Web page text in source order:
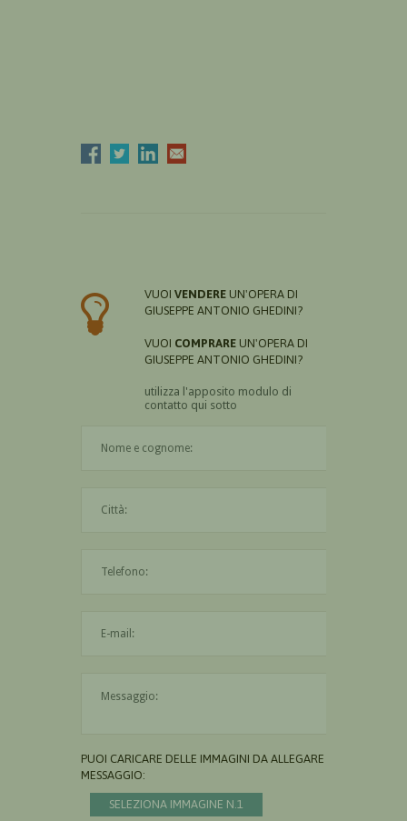
VUOI VENDERE UN'OPERA DI
GIUSEPPE ANTONIO GHEDINI?
VUOI COMPRARE UN'OPERA DI
GIUSEPPE ANTONIO GHEDINI?
utilizza l'apposito modulo di
contatto qui sotto
PUOI CARICARE DELLE IMMAGINI DA ALLEGARE AL
MESSAGGIO:
SELEZIONA IMMAGINE N.1